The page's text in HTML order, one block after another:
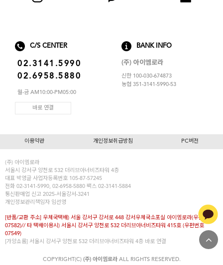
C/S CENTER
02.3141.5990
02.6958.5880
월-금 AM10:00-PM05:00
바로 연결
BANK INFO
(주) 아이엠로라
신한 100-030-674873
농협 351-3141-5990-53
이용약관 개인정보취급방침 PC버전
(주) 아이엠로라
서울시 강서구 양천로 532 더리브아너비즈타워 4층
대표 박영글 사업자등록번호 105-87-57245
전화 02-3141-5990, 02-6958-5880 팩스 02-3141-5884
통신판매업 신고 2025-서울강서-3241
개인정보관리책임자 임선영
[반품/교환 주소] 우체국택배) 서울 강서구 강서로 448 강서우체국소포실 아이엠로라(우편번호
07582)// 타 택배이용시) 서울시 강서구 양천로 532 더리브아너비즈타워 415호 (우편번호
07549)
[가양쇼룸] 서울시 강서구 양천로 532 더리브아너비즈타워 4층 바로 연결
COPYRIGHT(C) (주) 아이엠로라ALL RIGHTS RESERVED.